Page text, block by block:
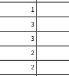
1
3
3
2
2